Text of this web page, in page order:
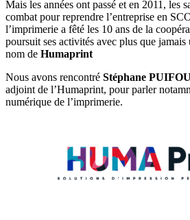
Mais les années ont passé et en 2011, les
combat pour reprendre l’entreprise en
l’imprimerie a fêté les 10 ans de la
poursuit ses activités avec plus que jamais
nom de Humaprint
Nous avons rencontré Stéphane
adjoint de l’Humaprint, pour parler
numérique de l’imprimerie.